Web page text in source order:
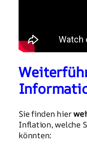
Sie finden hier
Inflation, welche
könnten: